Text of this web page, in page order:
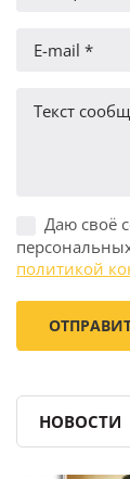
Даю своё
политикой
НОВОСТИ